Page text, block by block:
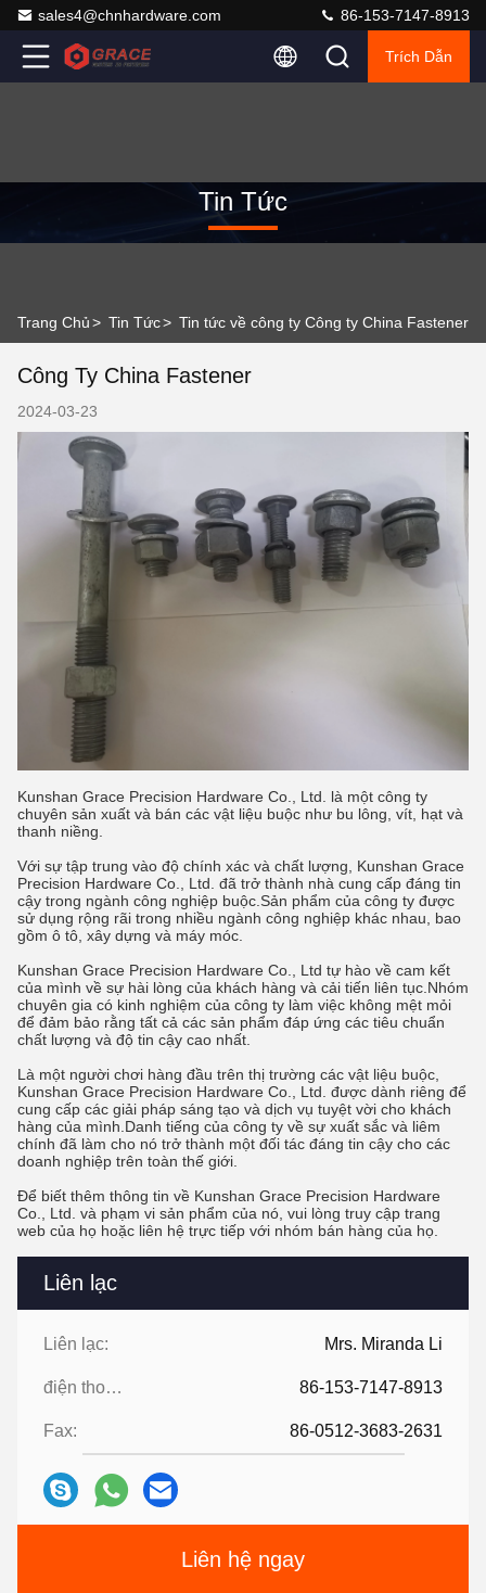
sales4@chnhardware.com 86-153-7147-8913
Trích Dẫn
Tin Tức
Trang Chủ> Tin Tức> Tin tức về công ty Công ty China Fastener
Liên lạc
Liên lạc: Mrs. Miranda Li
điện thoại: 86-153-7147-8913
Fax: 86-0512-3683-2631
Liên hệ ngay
Công Ty China Fastener
2024-03-23
Kunshan Grace Precision Hardware Co., Ltd. là một công ty
chuyên sản xuất và bán các vật liệu buộc như bu lông, vít, hạt và
thanh niềng.
Với sự tập trung vào độ chính xác và chất lượng, Kunshan Grace
Precision Hardware Co., Ltd. đã trở thành nhà cung cấp đáng tin
cậy trong ngành công nghiệp buộc.Sản phẩm của công ty được
sử dụng rộng rãi trong nhiều ngành công nghiệp khác nhau, bao
gồm ô tô, xây dựng và máy móc.
Kunshan Grace Precision Hardware Co., Ltd tự hào về cam kết
của mình về sự hài lòng của khách hàng và cải tiến liên tục.Nhóm
chuyên gia có kinh nghiệm của công ty làm việc không mệt mỏi
để đảm bảo rằng tất cả các sản phẩm đáp ứng các tiêu chuẩn
chất lượng và độ tin cậy cao nhất.
Là một người chơi hàng đầu trên thị trường các vật liệu buộc,
Kunshan Grace Precision Hardware Co., Ltd. được dành riêng để
cung cấp các giải pháp sáng tạo và dịch vụ tuyệt vời cho khách
hàng của mình.Danh tiếng của công ty về sự xuất sắc và liêm
chính đã làm cho nó trở thành một đối tác đáng tin cậy cho các
doanh nghiệp trên toàn thế giới.
Để biết thêm thông tin về Kunshan Grace Precision Hardware
Co., Ltd. và phạm vi sản phẩm của nó, vui lòng truy cập trang
web của họ hoặc liên hệ trực tiếp với nhóm bán hàng của họ.